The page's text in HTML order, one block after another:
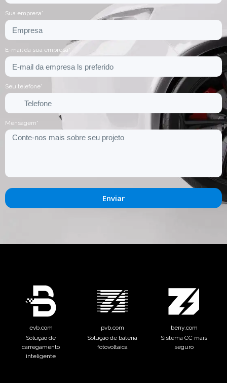
Sua empresa*
E-mail da sua empresa*
Seu telefone*
Mensagem*
Enviar
evb.com
Solução de
carregamento
inteligente
pvb.com
Solução de bateria
fotovoltaica
beny.com
Sistema CC mais
seguro